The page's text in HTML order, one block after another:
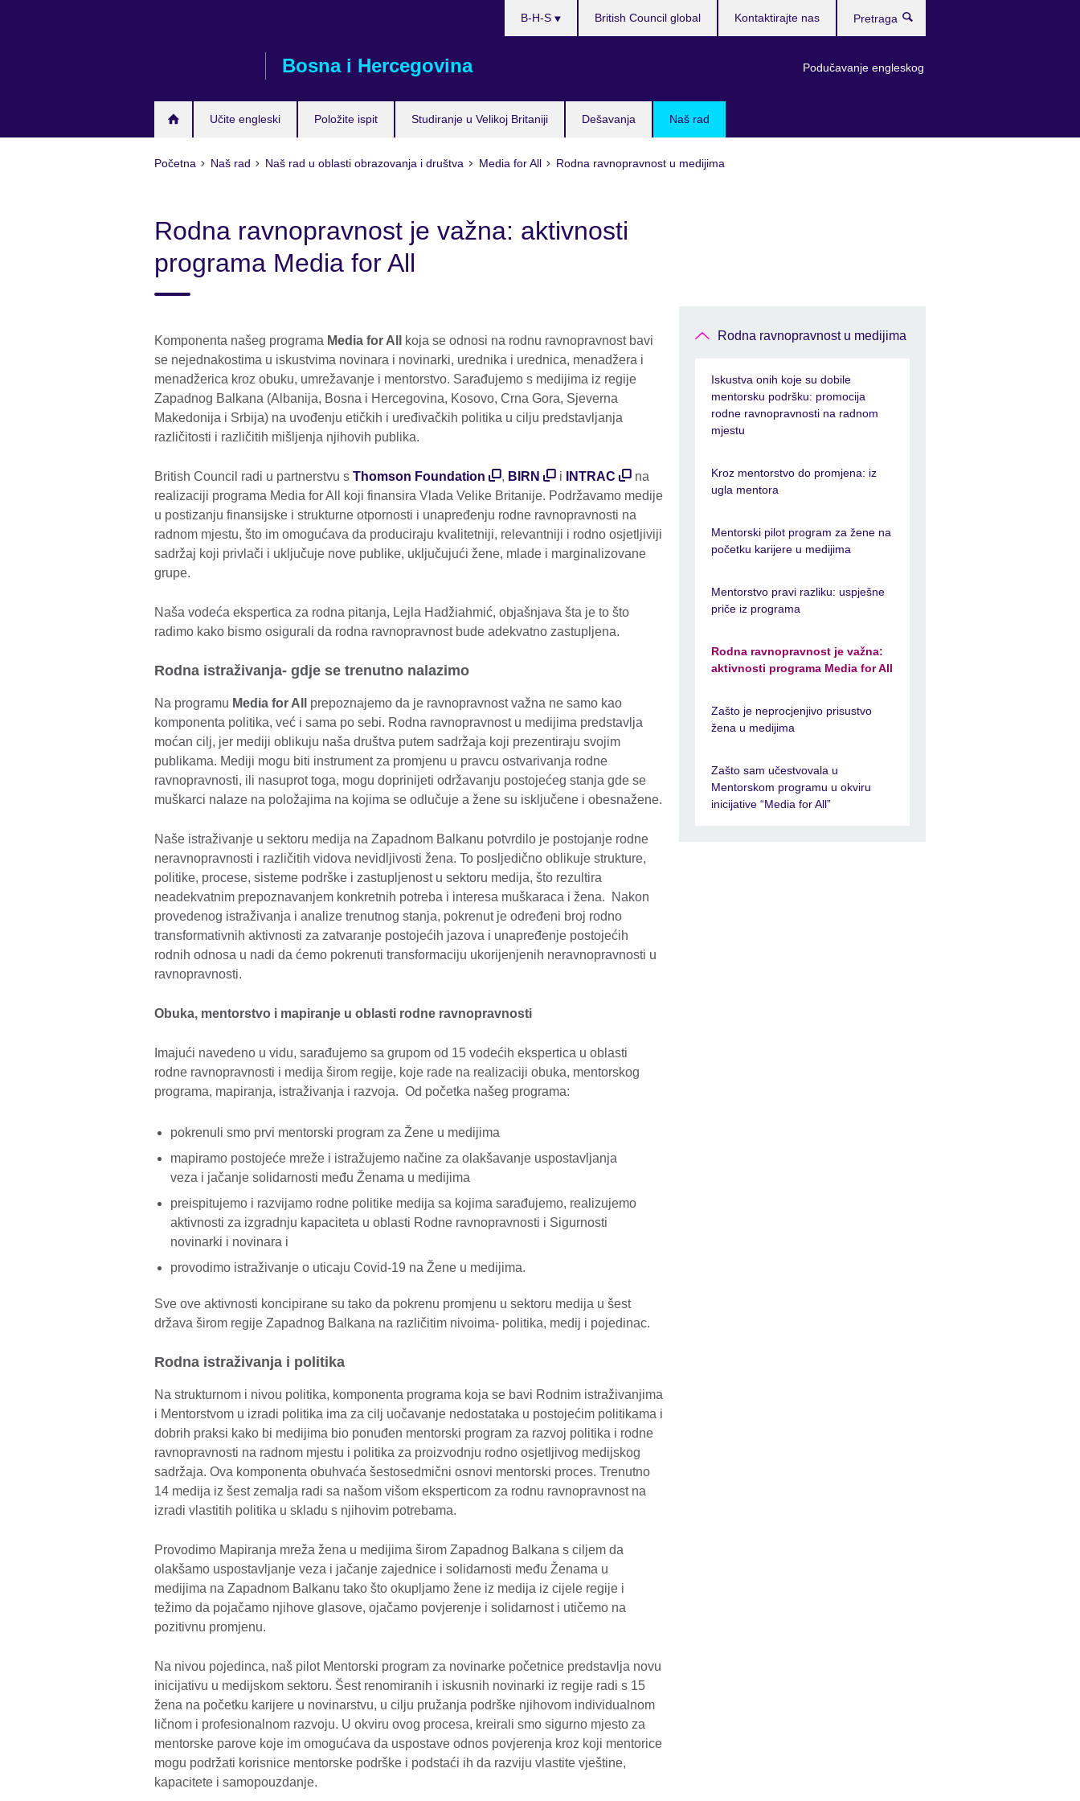
Bosna i Hercegovina
Učite engleski Položite ispit Studiranje u Velikoj Britaniji Dešavanja Naš rad
B-H-S
Podučavanje engleskog
British Council global Kontaktirajte nas
Početna Naš rad Naš rad u oblasti obrazovanja i društva Media for All Rodna ravnopravnost u medijima
Rodna ravnopravnost je važna: aktivnosti
programa Media for All
Komponenta našeg programa Media for All
koja se odnosi na rodnu ravnopravnost bavi
se nejednakostima u iskustvima novinara i novinarki, urednika i urednica, menadžera i
menadžerica kroz obuku, umrežavanje i mentorstvo. Sarađujemo s medijima iz regije
Zapadnog Balkana (Albanija, Bosna i Hercegovina, Kosovo, Crna Gora, Sjeverna
Makedonija i Srbija) na uvođenju etičkih i uređivačkih politika u cilju predstavljanja
različitosti i različitih mišljenja njihovih publika.
British Council radi u partnerstvu s Thomson Foundation , BIRN i INTRAC
na
realizaciji programa Media for All koji finansira Vlada Velike Britanije. Podržavamo medije
u postizanju finansijske i strukturne otpornosti i unapređenju rodne ravnopravnosti na
radnom mjestu, što im omogućava da produciraju kvalitetniji, relevantniji i rodno osjetljiviji
sadržaj koji privlači i uključuje nove publike, uključujući žene, mlade i marginalizovane
grupe.
Naša vodeća ekspertica za rodna pitanja, Lejla Hadžiahmić, objašnjava šta je to što
radimo kako bismo osigurali da rodna ravnopravnost bude adekvatno zastupljena.
Rodna istraživanja- gdje se trenutno nalazimo
Na programu Media for All
prepoznajemo da je ravnopravnost važna ne samo kao
komponenta politika, već i sama po sebi. Rodna ravnopravnost u medijima predstavlja
moćan cilj, jer mediji oblikuju naša društva putem sadržaja koji prezentiraju svojim
publikama. Mediji mogu biti instrument za promjenu u pravcu ostvarivanja rodne
ravnopravnosti, ili nasuprot toga, mogu doprinijeti održavanju postojećeg stanja gde se
muškarci nalaze na položajima na kojima se odlučuje a žene su isključene i obesnažene.
Naše istraživanje u sektoru medija na Zapadnom Balkanu potvrdilo je postojanje rodne
neravnopravnosti i različitih vidova nevidljivosti žena. To posljedično oblikuje strukture,
politike, procese, sisteme podrške i zastupljenost u sektoru medija, što rezultira
neadekvatnim prepoznavanjem konkretnih potreba i interesa muškaraca i žena. Nakon
provedenog istraživanja i analize trenutnog stanja, pokrenut je određeni broj rodno
transformativnih aktivnosti za zatvaranje postojećih jazova i unapređenje postojećih
rodnih odnosa u nadi da ćemo pokrenuti transformaciju ukorijenjenih neravnopravnosti u
ravnopravnosti.
Obuka, mentorstvo i mapiranje u oblasti rodne ravnopravnosti
Imajući navedeno u vidu, sarađujemo sa grupom od 15 vodećih ekspertica u oblasti
rodne ravnopravnosti i medija širom regije, koje rade na realizaciji obuka, mentorskog
programa, mapiranja, istraživanja i razvoja. Od početka našeg programa:
pokrenuli smo prvi mentorski program za Žene u medijima
mapiramo postojeće mreže i istražujemo načine za olakšavanje uspostavljanja
veza i jačanje solidarnosti među Ženama u medijima
preispitujemo i razvijamo rodne politike medija sa kojima sarađujemo, realizujemo
aktivnosti za izgradnju kapaciteta u oblasti Rodne ravnopravnosti i Sigurnosti
novinarki i novinara i
provodimo istraživanje o uticaju Covid-19 na Žene u medijima.
Sve ove aktivnosti koncipirane su tako da pokrenu promjenu u sektoru medija u šest
država širom regije Zapadnog Balkana na različitim nivoima- politika, medij i pojedinac.
Rodna istraživanja i politika
Na strukturnom i nivou politika, komponenta programa koja se bavi Rodnim istraživanjima
i Mentorstvom u izradi politika ima za cilj uočavanje nedostataka u postojećim politikama i
dobrih praksi kako bi medijima bio ponuđen mentorski program za razvoj politika i rodne
ravnopravnosti na radnom mjestu i politika za proizvodnju rodno osjetljivog medijskog
sadržaja. Ova komponenta obuhvaća šestosedmični osnovi mentorski proces. Trenutno
14 medija iz šest zemalja radi sa našom višom eksperticom za rodnu ravnopravnost na
izradi vlastitih politika u skladu s njihovim potrebama.
Provodimo Mapiranja mreža žena u medijima širom Zapadnog Balkana s ciljem da
olakšamo uspostavljanje veza i jačanje zajednice i solidarnosti među Ženama u
medijima na Zapadnom Balkanu tako što okupljamo žene iz medija iz cijele regije i
težimo da pojačamo njihove glasove, ojačamo povjerenje i solidarnost i utičemo na
pozitivnu promjenu.
Na nivou pojedinca, naš pilot Mentorski program za novinarke početnice predstavlja novu
inicijativu u medijskom sektoru. Šest renomiranih i iskusnih novinarki iz regije radi s 15
žena na početku karijere u novinarstvu, u cilju pružanja podrške njihovom individualnom
ličnom i profesionalnom razvoju. U okviru ovog procesa, kreirali smo sigurno mjesto za
mentorske parove koje im omogućava da uspostave odnos povjerenja kroz koji mentorice
mogu podržati korisnice mentorske podrške i podstaći ih da razviju vlastite vještine,
kapacitete i samopouzdanje.
Rodna ravnopravnost u medijima
Iskustva onih koje su dobile
mentorsku podršku: promocija
rodne ravnopravnosti na radnom
mjestu
Kroz mentorstvo do promjena: iz
ugla mentora
Mentorski pilot program za žene na
početku karijere u medijima
Mentorstvo pravi razliku: uspješne
priče iz programa
Rodna ravnopravnost je važna:
aktivnosti programa Media for All
Zašto je neprocjenjivo prisustvo
žena u medijima
Zašto sam učestvovala u
Mentorskom programu u okviru
inicijative “Media for All”